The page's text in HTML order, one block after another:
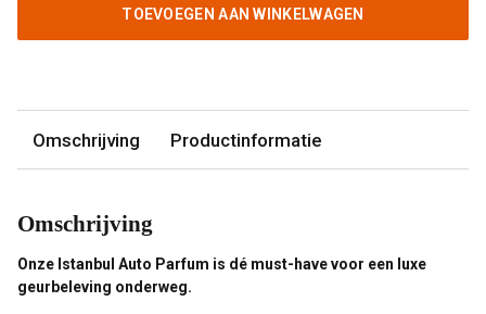
TOEVOEGEN AAN WINKELWAGEN
Omschrijving Productinformatie
Omschrijving
Onze Istanbul Auto Parfum is dé must-have voor een luxe
geurbeleving onderweg.